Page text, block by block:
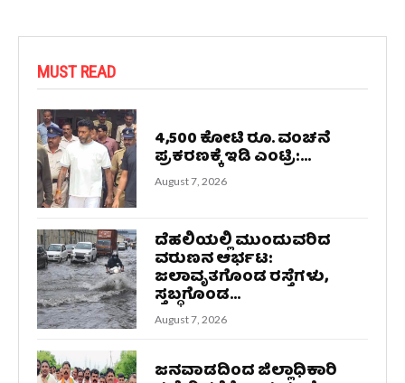
MUST READ
4,500 ಕೋಟಿ ರೂ. ವಂಚನೆ
ಪ್ರಕರಣಕ್ಕೆ ಇಡಿ ಎಂಟ್ರಿ:...
August 7, 2026
ದೆಹಲಿಯಲ್ಲಿ ಮುಂದುವರಿದ
ವರುಣನ ಆರ್ಭಟ:
ಜಲಾವೃತಗೊಂಡ ರಸ್ತೆಗಳು,
ಸ್ತಬ್ಧಗೊಂಡ...
August 7, 2026
ಜನವಾಡದಿಂದ ಜಿಲ್ಲಾಧಿಕಾರಿ